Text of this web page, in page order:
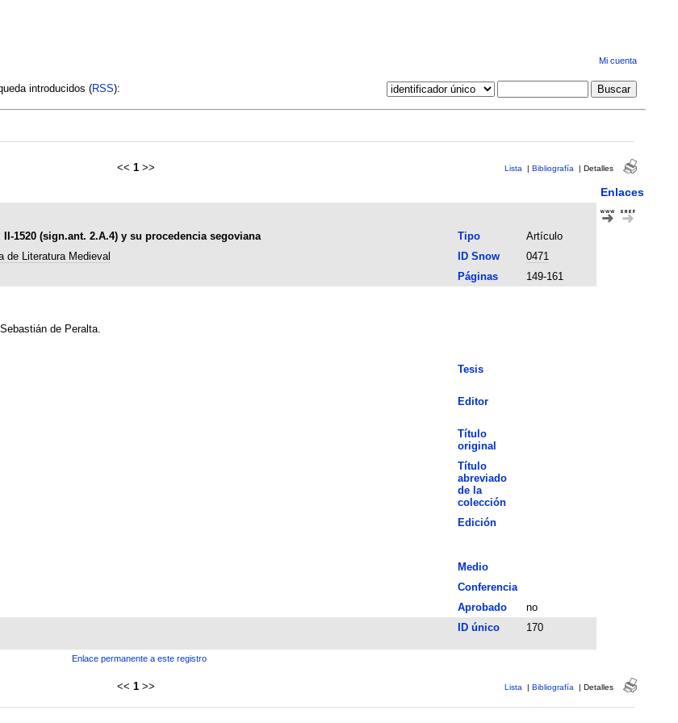
Mi cuenta
introducidos (RSS):
<< 1 >> Lista | Bibliografía | Detalles
Enlaces
1520 (sign.ant. 2.A.4) y su procedencia segoviana Tipo
Artículo
de Literatura Medieval ID Snow
0471
Páginas
149-161
de Peralta.
Tesis
Editor
Título
original
Título
abreviado
de la
colección
Edición
Medio
Conferencia
Aprobado
no
ID único 170
Enlace permanente a este registro
<< 1 >> Lista | Bibliografía | Detalles